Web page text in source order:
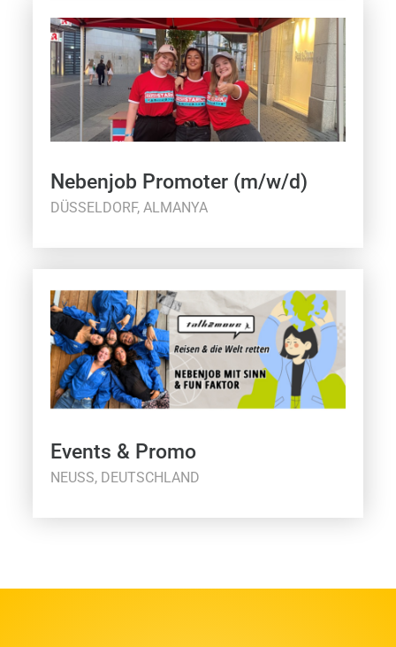
Nebenjob Promoter (m/w/d)
DÜSSELDORF, ALMANYA
Events & Promo
NEUSS, DEUTSCHLAND